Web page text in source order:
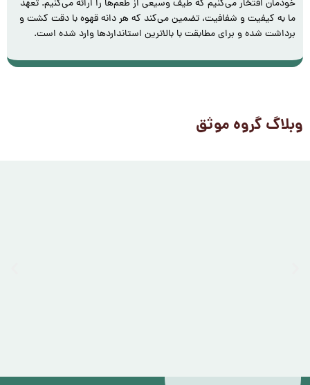
خودمان افتخار می‌کنیم که طیف وسیعی از طعم‌ها را ارائه می‌کنیم. تعهد
ما به کیفیت و شفافیت، تضمین می‌کند که هر دانه‌ قهوه با دقت کشت و
برداشت شده و برای مطابقت با بالاترین استانداردها وارد شده است.
وبلاگ گروه موثق